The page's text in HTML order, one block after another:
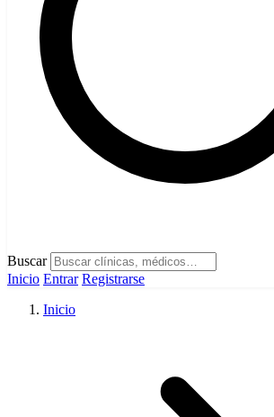
Buscar
Inicio Entrar Registrarse
Inicio